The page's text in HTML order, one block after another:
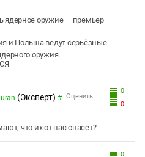
ядерное оружие — премьер
и Польша ведут серьёзные
оружия.
0
0
Оценить:
(Эксперт) #
что их от нас спасет?
0